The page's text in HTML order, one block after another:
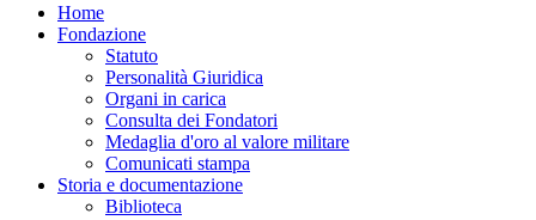
Home
Fondazione
Statuto
Personalità Giuridica
Organi in carica
Consulta dei Fondatori
Medaglia d'oro al valore militare
Comunicati stampa
Storia e documentazione
Biblioteca